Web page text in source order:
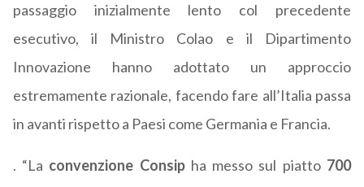
passaggio inizialmente lento col precedente
esecutivo, il Ministro Colao e il Dipartimento
Innovazione hanno adottato un approccio
estremamente razionale, facendo fare all’Italia passa
in avanti rispetto a Paesi come Germania e Francia.
. “La convenzione Consipha messo sul piatto700